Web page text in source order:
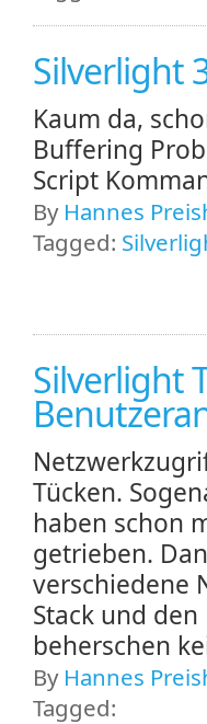
Silverlight
Kaum da,
Buffering
Script
By Hannes
Tagged:
Silverlight
Tücken.
haben schon
getrieben.
verschiedene
Stack und
beherschen
By Hannes
Tagged: